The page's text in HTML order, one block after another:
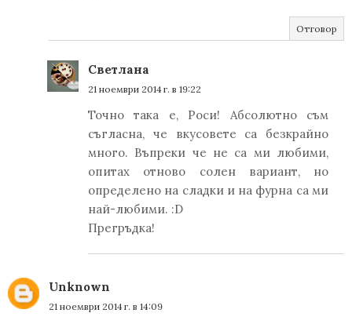
Отговор
Светлана
21 ноември 2014 г. в 19:22
Точно така е, Роси! Абсолютно съм
съгласна, че вкусовете са безкрайно
много. Въпреки че не са ми любими,
опитах отново солен вариант, но
определено на сладки и на фурна са ми
най-любими. :D
Прегръдка!
Unknown
21 ноември 2014 г. в 14:09